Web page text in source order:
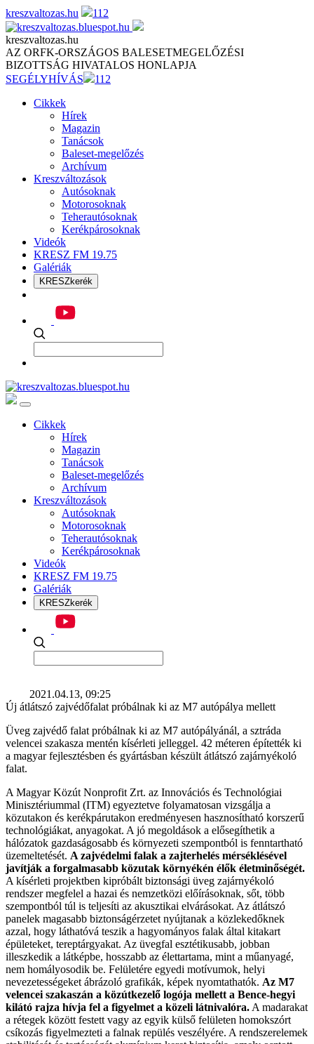
Skip
to
content
kreszvaltozas.hu 112
kreszvaltozas.hu
AZ ORFK-ORSZÁGOS BALESETMEGELŐZÉSI
BIZOTTSÁG HIVATALOS HONLAPJA
SEGÉLYHÍVÁS
112
Cikkek
Hírek
Magazin
Tanácsok
Baleset-megelőzés
Archívum
Kreszváltozások
Autósoknak
Motorosoknak
Teherautósoknak
Kerékpárosoknak
Videók
KRESZ FM 19.75
Galériák
KRESZkerék
Cikkek
Hírek
Magazin
Tanácsok
Baleset-megelőzés
Archívum
Kreszváltozások
Autósoknak
Motorosoknak
Teherautósoknak
Kerékpárosoknak
Videók
KRESZ FM 19.75
Galériák
KRESZkerék
2021.04.13, 09:25
Új átlátszó zajvédőfalat próbálnak ki az M7 autópálya mellett
Üveg zajvédő falat próbálnak ki az M7 autópályánál, a sztráda
velencei szakasza mentén kísérleti jelleggel. 42 méteren építették ki
a magyar fejlesztésben és gyártásban készült átlátszó zajárnyékoló
falat.
A Magyar Közút Nonprofit Zrt. az Innovációs és Technológiai
Minisztériummal (ITM) egyeztetve folyamatosan vizsgálja a
közutakon és kerékpárutakon eredményesen hasznosítható korszerű
technológiákat, anyagokat. A jó megoldások a elősegíthetik a
hálózatok gazdaságosabb és környezeti szempontból is fenntartható
üzemeltetését. A zajvédelmi falak a zajterhelés mérséklésével
javítják a forgalmasabb közutak környékén élők életminőségét.
A kísérleti projektben kipróbált biztonsági üveg zajárnyékoló
rendszer megfelel a hazai és nemzetközi előírásoknak, sőt, több
szempontból túl is teljesíti az akusztikai elvárásokat. Az átlátszó
panelek magasabb biztonságérzetet nyújtanak a közlekedőknek
azzal, hogy láthatóvá teszik a hagyományos falak által kitakart
épületeket, tereptárgyakat. Az üvegfal esztétikusabb, jobban
illeszkedik a látképbe, hosszabb az élettartama, mint a műanyagé,
nem homályosodik be. Felületére egyedi motívumok, helyi
nevezetességeket ábrázoló grafikák, képek nyomtathatók. Az M7
velencei szakaszán a közútkezelő logója mellett a Bence-hegyi
kilátó rajza hívja fel a figyelmet a közeli látnivalóra. A madarakat
a rétegek között festett vagy az egyik külső felületen homokszórt
csíkozás figyelmezteti a falnak repülés veszélyére. A rendszerelemek